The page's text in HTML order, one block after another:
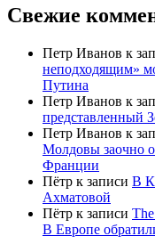
Свежие
Петр Иванов к
неподходящим»
Путина
Петр Иванов к
представленный
Петр Иванов к
Молдовы заочно
Франции
Пётр к записи В
Ахматовой
Пётр к записи
В Европе